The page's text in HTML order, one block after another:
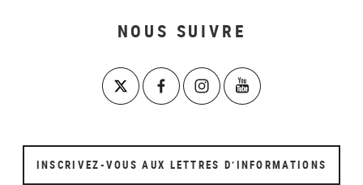
NOUS SUIVRE
INSCRIVEZ-VOUS AUX LETTRES D’INFORMATIONS